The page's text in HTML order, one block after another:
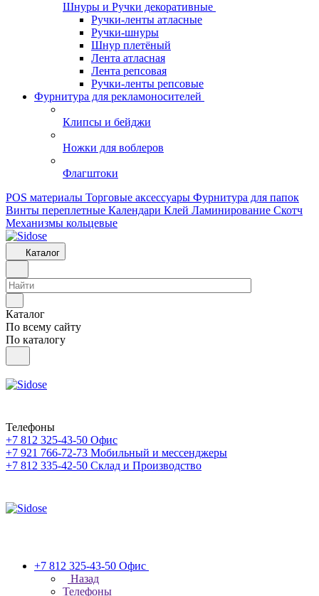
Шнуры и Ручки декоративные
Ручки-ленты атласные
Ручки-шнуры
Шнур плетёный
Лента атласная
Лента репсовая
Ручки-ленты репсовые
Фурнитура для рекламоносителей
Клипсы и бeйджи
Ножки для воблеров
Флагштоки
POS материалы Торговые аксессуары Фурнитура для папок
Винты переплетные Календари Клей Ламинирование Скотч
Механизмы кольцевые
Каталог
Каталог
По всему сайту
По каталогу
Телефоны
+7 812 325-43-50 Офис
+7 921 766-72-73 Мобильный и мессенджеры
+7 812 335-42-50 Склад и Производство
+7 812 325-43-50 Офис
Назад
Телефоны